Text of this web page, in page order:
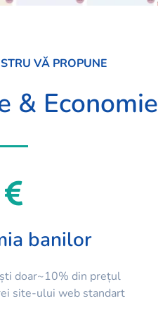
VĂ PROPUNE
& Economie
banilor
doar~10% din prețul
site-ului web standart